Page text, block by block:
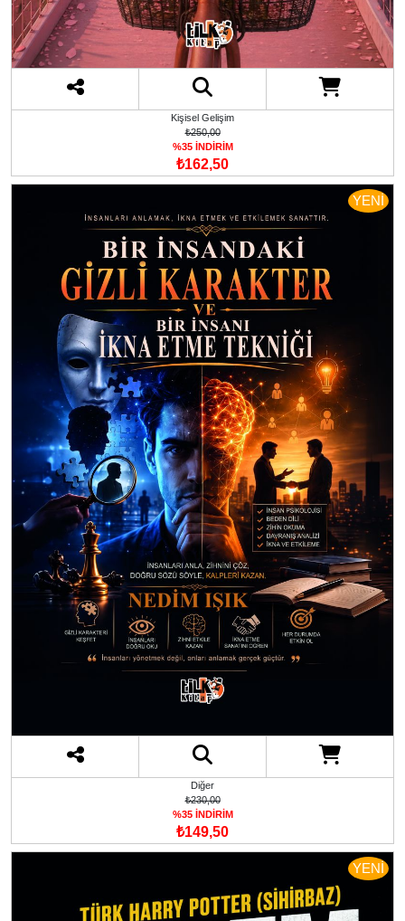
Kişisel Gelişim
₺250,00
%35 İNDİRİM
₺162,50
YENİ
Diğer
₺230,00
%35 İNDİRİM
₺149,50
YENİ